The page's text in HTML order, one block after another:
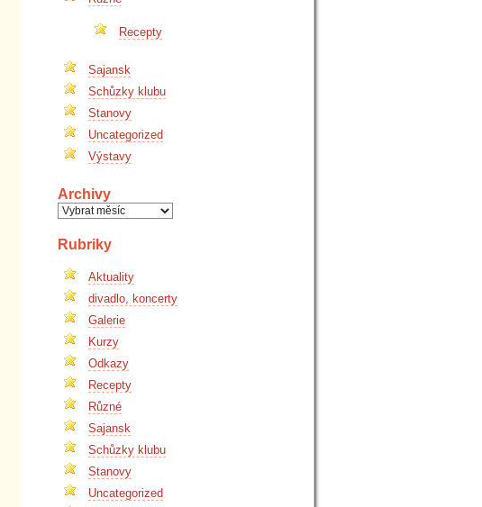
Recepty
Sajansk
Schůzky klubu
Stanovy
Uncategorized
Výstavy
Archivy
Archivy
Rubriky
Aktuality
divadlo, koncerty
Galerie
Kurzy
Odkazy
Recepty
Různé
Sajansk
Schůzky klubu
Stanovy
Uncategorized